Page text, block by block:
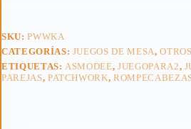
SKU:PWWKA
CATEGORÍAS: JUEGOS DE MESA,
ETIQUETAS: ASMODEE,JUEGOPARA2,
PAREJAS, PATCHWORK,